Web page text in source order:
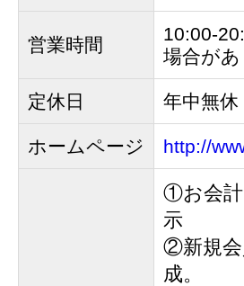
営業時間
10:00-
場合があ
定休日 年中無休
ホームページ http://
①お会計
示
②新規会
成。